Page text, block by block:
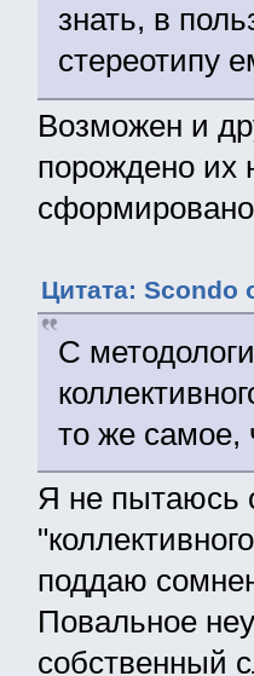
знать, в
стереотипу
Возможен и
порождено их
Цитата: Scondo
С
то же самое,
Я не пытаюсь
поддаю
Повальное
собственный